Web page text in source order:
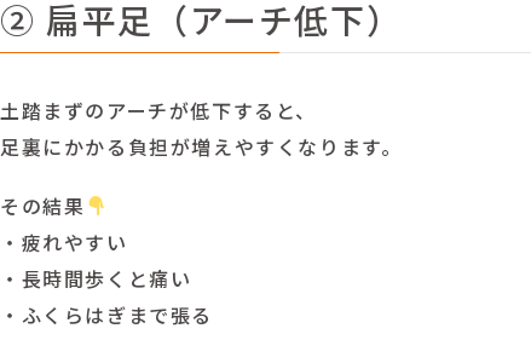
② 扁平足（アーチ低下）
土踏まずのアーチが低下すると、
足裏にかかる負担が増えやすくなります。
その結果
・疲れやすい
・長時間歩くと痛い
・ふくらはぎまで張る